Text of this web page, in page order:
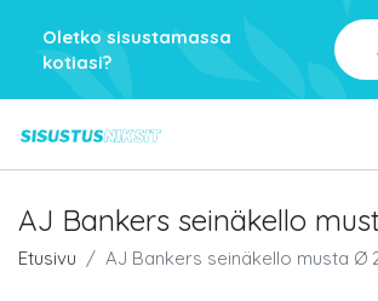
Oletko sisustamassa
kotiasi?
AJ Bankers seinäkello
Etusivu AJ Bankers seinäkello musta Ø